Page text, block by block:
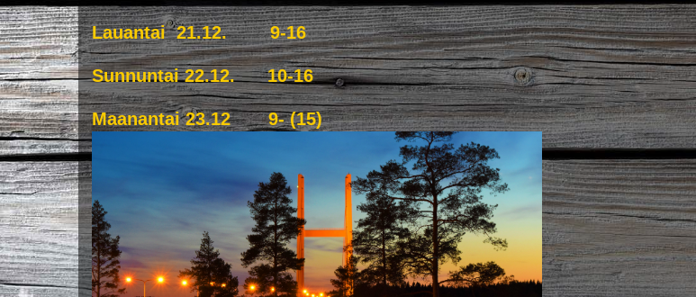
Lauantai 21.12. 9-16
Sunnuntai 22.12. 10-16
Maanantai 23.12 9- (15)